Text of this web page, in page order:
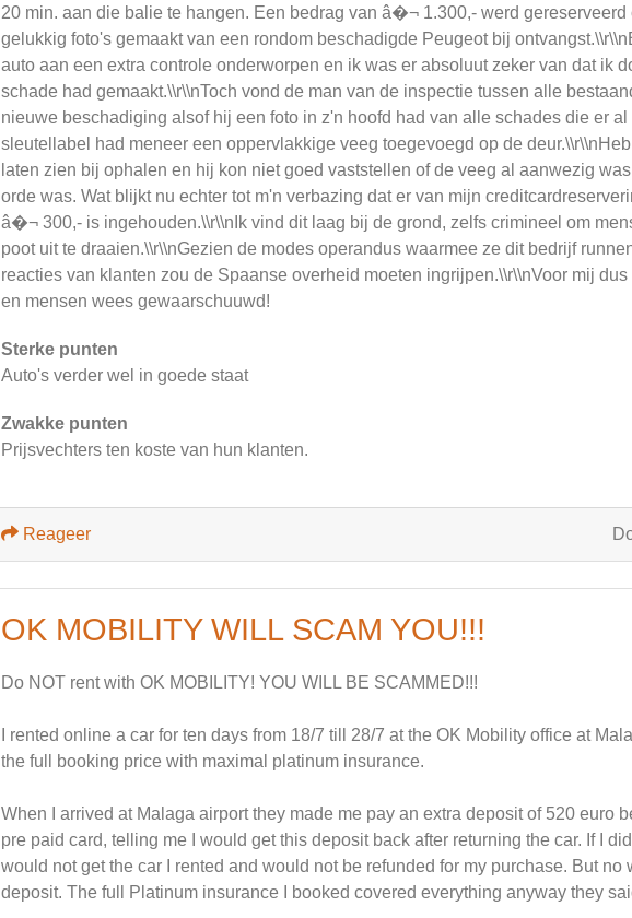
20 min. aan die balie te hangen. Een bedrag van â�¬ 1.300,- werd gereserveerd
gelukkig foto's gemaakt van een rondom beschadigde Peugeot bij
auto aan een extra controle onderworpen en ik was er absoluut zeker van dat ik
schade had gemaakt.\\r\\nToch vond de man van de inspectie tussen alle
nieuwe beschadiging alsof hij een foto in z'n hoofd had van alle schades die er
sleutellabel had meneer een oppervlakkige veeg toegevoegd op de
laten zien bij ophalen en hij kon niet goed vaststellen of de veeg al aanwezig
orde was. Wat blijkt nu echter tot m'n verbazing dat er van mijn
â�¬ 300,- is ingehouden.\\r\\nIk vind dit laag bij de grond, zelfs crimineel om
poot uit te draaien.\\r\\nGezien de modes operandus waarmee ze dit bedrijf
reacties van klanten zou de Spaanse overheid moeten ingrijpen.\\r\\nVoor mij
en mensen wees gewaarschuuwd!
Sterke punten
Auto's verder wel in goede staat
Zwakke punten
Prijsvechters ten koste van hun klanten.
Reageer
OK MOBILITY WILL SCAM YOU!!!
Do NOT rent with OK MOBILITY! YOU WILL BE SCAMMED!!!
I rented online a car for ten days from 18/7 till 28/7 at the OK Mobility office at
the full booking price with maximal platinum insurance.
When I arrived at Malaga airport they made me pay an extra deposit of 520 euro
pre paid card, telling me I would get this deposit back after returning the car. If I
would not get the car I rented and would not be refunded for my purchase. But no
deposit. The full Platinum insurance I booked covered everything anyway they